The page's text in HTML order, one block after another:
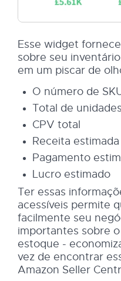
Esse widget
sobre seu
em um piscar de
O número de
Total de unidades
CPV total
Receita estimada
Pagamento
Lucro estimado
Ter essas
acessíveis permite
facilmente seu
importantes sobre
estoque -
vez de encontrar
Amazon Seller